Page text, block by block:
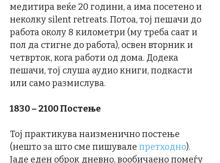
медитира веќе 20 години, а има посетено и
неколку silent retreats. Потоа, тој пешачи до
работа околу 8 километри (му треба саат и
пол да стигне до работа), освен вторник и
четврток, кога работи од дома. Додека
пешачи, тој слуша аудио книги, подкасти
или само размислува.
1830 – 2100 Постење
Тој практикува наизменично постење
(нешто за што сме пишувале претходно).
Јаде еден оброк дневно, вообичаено помеѓу